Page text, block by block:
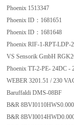
Phoenix 1513347
Phoenix ID：
Phoenix ID：
Phoenix RIF-1-RPT-
VS Sensorik GmbH
Phoenix TT-2-PE-
WEBER 3201.51 /
Baruffaldi DMS-
B&R
B&R